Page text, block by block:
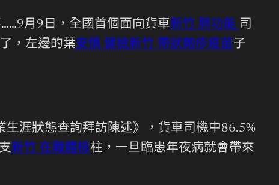
月9日，全國首個面向貨車新竹 肺功能 司
，左邊的葉安慎 健檢新竹 帶狀皰疹疫苗子
涯狀態查詢拜訪陳述》，貨車司機中86.5%
新竹 在職體檢柱，一旦臨患年夜病就會帶來